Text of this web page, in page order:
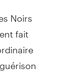
Noirs
fait